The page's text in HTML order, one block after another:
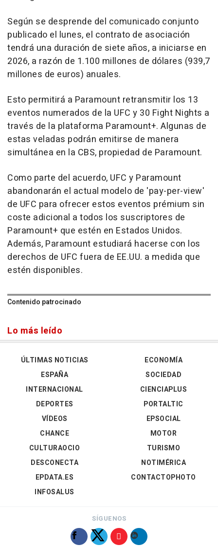
Según se desprende del comunicado conjunto
publicado el lunes, el contrato de asociación
tendrá una duración de siete años, a iniciarse en
2026, a razón de 1.100 millones de dólares (939,7
millones de euros) anuales.
Esto permitirá a Paramount retransmitir los 13
eventos numerados de la UFC y 30 Fight Nights a
través de la plataforma Paramount+. Algunas de
estas veladas podrán emitirse de manera
simultánea en la CBS, propiedad de Paramount.
Como parte del acuerdo, UFC y Paramount
abandonarán el actual modelo de 'pay-per-view'
de UFC para ofrecer estos eventos prémium sin
coste adicional a todos los suscriptores de
Paramount+ que estén en Estados Unidos.
Además, Paramount estudiará hacerse con los
derechos de UFC fuera de EE.UU. a medida que
estén disponibles.
Contenido patrocinado
Lo más leído
ÚLTIMAS NOTICIAS
ESPAÑA
INTERNACIONAL
DEPORTES
VÍDEOS
ECONOMÍA
SOCIEDAD
CIENCIAPLUS
PORTALTIC
EPSOCIAL
CHANCE
CULTURAOCIO
DESCONECTA
EPDATA.ES
INFOSALUS
MOTOR
TURISMO
NOTIMÉRICA
CONTACTOPHOTO
SÍGUENOS